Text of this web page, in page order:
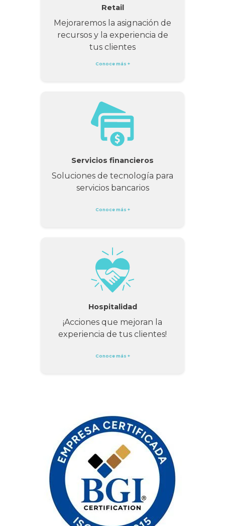
Retail
Mejoraremos la asignación de
recursos y la experiencia de
tus clientes
Conoce más +
Servicios financieros
Soluciones de tecnología para
servicios bancarios
Conoce más +
Hospitalidad
¡Acciones que mejoran la
experiencia de tus clientes!
Conoce más +